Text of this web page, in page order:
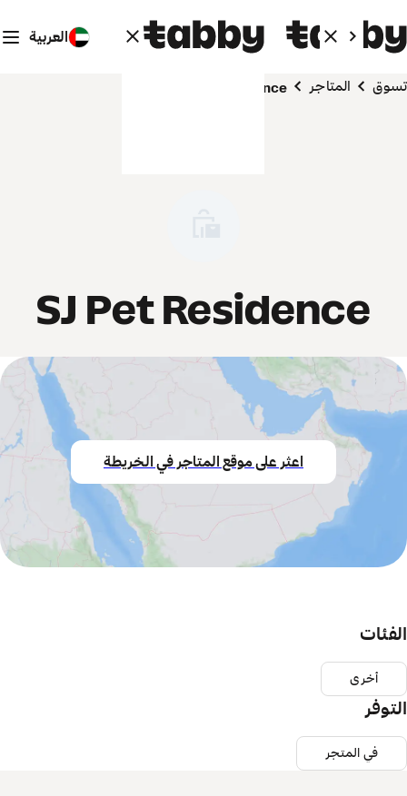
العربية
تسوق المتاجر SJ Pet Residence
SJ Pet Residence
اعثر على موقع المتاجر في الخريطة
الفئات
أخرى
التوفر
في المتجر